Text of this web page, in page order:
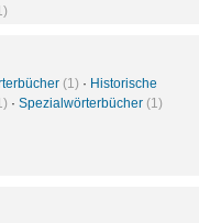
(1) · Historische
· Spezialwörterbücher (1)